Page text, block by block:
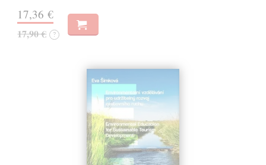
17,36 €
17,90 € ?